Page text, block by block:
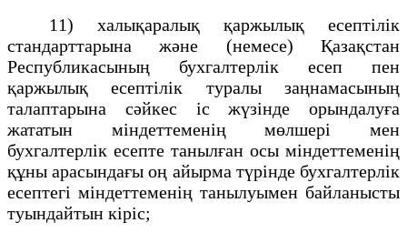
11) халықаралық қаржылық есептілік
стандарттарына және (немесе) Қазақстан
Республикасының бухгалтерлік есеп пен
қаржылық есептілік туралы заңнамасының
талаптарына сәйкес іс жүзінде орындалуға
жататын міндеттеменің мөлшері мен
бухгалтерлік есепте танылған осы міндеттеменің
құны арасындағы оң айырма түрінде бухгалтерлік
есептегі міндеттеменің танылуымен байланысты
туындайтын кіріс;